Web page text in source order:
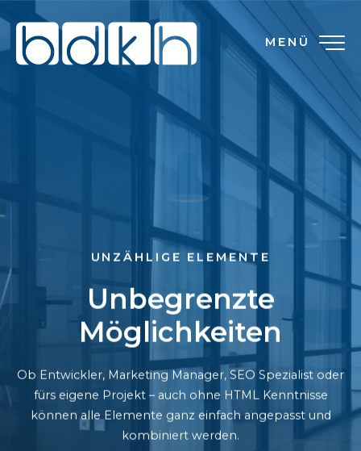
MENÜ
UNZÄHLIGE ELEMENTE
Unbegrenzte
Möglichkeiten
Ob Entwickler, Marketing Manager, SEO Spezialist oder
fürs eigene Projekt – auch ohne HTML Kenntnisse
können alle Elemente ganz einfach angepasst und
kombiniert werden.